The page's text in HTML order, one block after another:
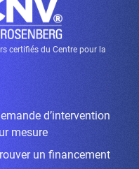
certifiés du Centre pour la
d’intervention
mesure
un financement